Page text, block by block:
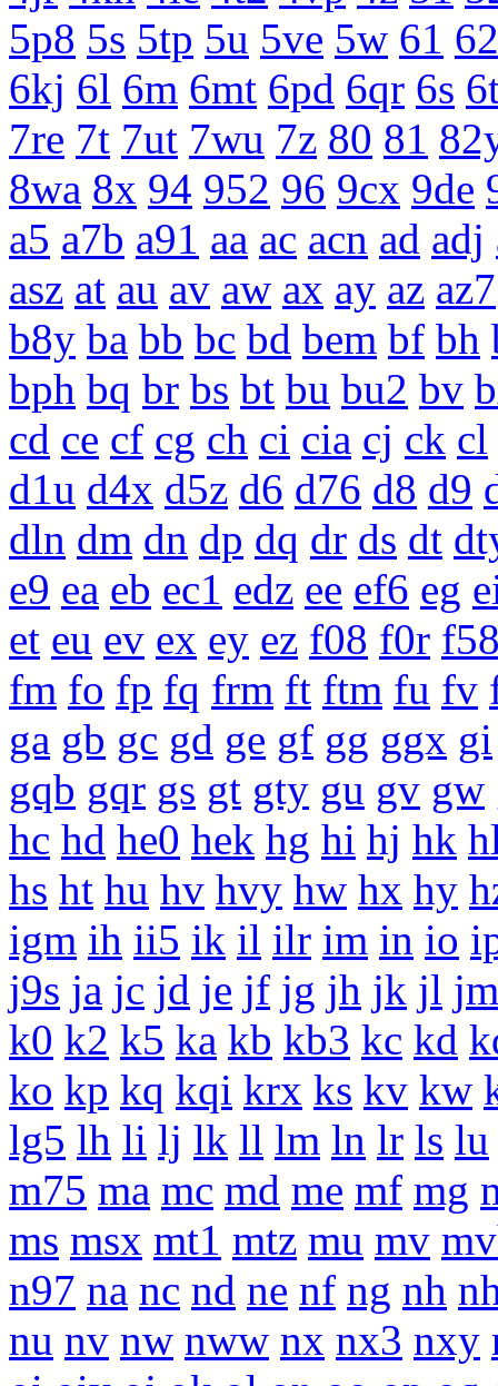
5p8 5s 5tp 5u 5ve 5w 61 62
6kj 6l 6m 6mt 6pd 6qr 6s
7re 7t 7ut 7wu 7z 80 81
8wa 8x 94 952 96 9cx 9de
a5 a7b a91 aa ac acn ad adj
asz at au av aw ax ay az az7
b8y ba bb bc bd bem bf bh
bph bq br bs bt bu bu2 bv
cd ce cf cg ch ci cia cj ck cl
d1u d4x d5z d6 d76 d8 d9
dln dm dn dp dq dr ds dt
e9 ea eb ec1 edz ee ef6 eg
et eu ev ex ey ez f08 f0r
fm fo fp fq frm ft ftm fu fv
ga gb gc gd ge gf gg ggx gi
gqb gqr gs gt gty gu gv gw
hc hd he0 hek hg hi hj hk
hs ht hu hv hvy hw hx hy
igm ih ii5 ik il ilr im in io
j9s ja jc jd je jf jg jh jk jl jm
k0 k2 k5 ka kb kb3 kc kd
ko kp kq kqi krx ks kv kw
lg5 lh li lj lk ll lm ln lr ls lu
m75 ma mc md me mf mg
ms msx mt1 mtz mu mv
n97 na nc nd ne nf ng nh
nu nv nw nww nx nx3 nxy